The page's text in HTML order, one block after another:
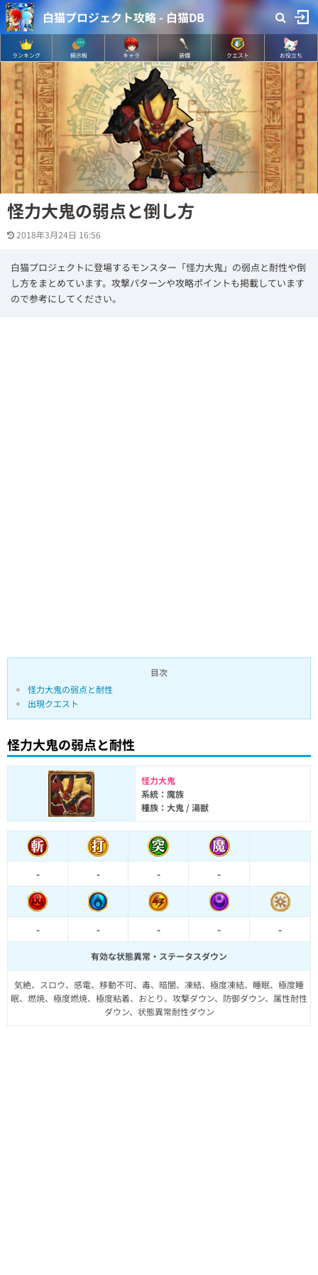
白猫プロジェクト攻略 - 白猫DB
ランキング 掲示板 キャラ 装備 クエスト お役立ち
怪力大鬼の弱点と倒し方
2018年3月24日 16:56
白猫プロジェクトに登場するモンスター「怪力大鬼」の弱点と耐性や倒
し方をまとめています。攻撃パターンや攻略ポイントも掲載しています
ので参考にしてください。
目次
怪力大鬼の弱点と耐性
出現クエスト
怪力大鬼の弱点と耐性
怪力大鬼
系統：魔族
種族：大鬼 / 湯獣
- - - -
- - - - -
有効な状態異常・ステータスダウン
気絶、スロウ、感電、移動不可、毒、暗闇、凍結、極度凍結、睡眠、極度睡
眠、燃焼、極度燃焼、極度粘着、おとり、攻撃ダウン、防御ダウン、属性耐性
ダウン、状態異常耐性ダウン